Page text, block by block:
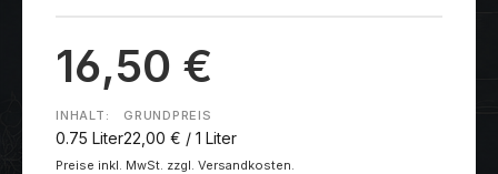
16,50 €
INHALT:
0.75 Liter
GRUNDPREIS
22,00 € / 1 Liter
Preise inkl. MwSt. zzgl. Versandkosten.